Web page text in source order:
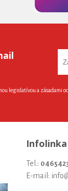
legislatívou a
Infolinka
Tel.:
E-mail: